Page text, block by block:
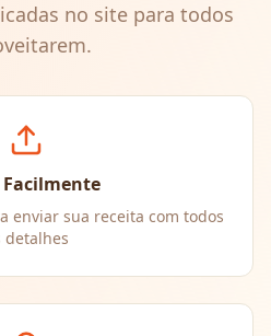
no site para todos
Facilmente
enviar sua receita com todos
detalhes